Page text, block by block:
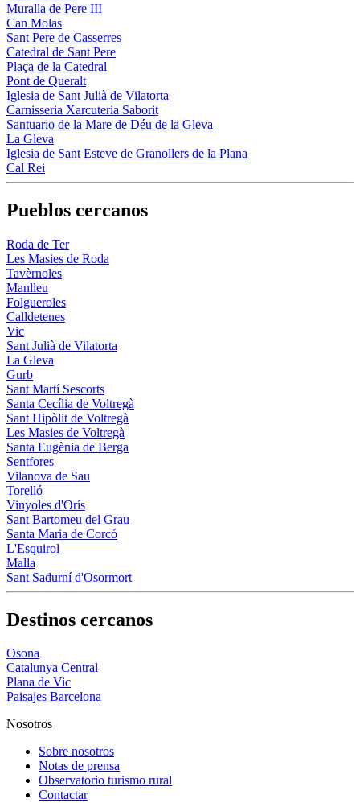
Muralla de Pere III
Can Molas
Sant Pere de Casserres
Catedral de Sant Pere
Plaça de la Catedral
Pont de Queralt
Iglesia de Sant Julià de Vilatorta
Carnisseria Xarcuteria Saborit
Santuario de la Mare de Déu de la Gleva
La Gleva
Iglesia de Sant Esteve de Granollers de la Plana
Cal Rei
Pueblos cercanos
Roda de Ter
Les Masies de Roda
Tavèrnoles
Manlleu
Folgueroles
Calldetenes
Vic
Sant Julià de Vilatorta
La Gleva
Gurb
Sant Martí Sescorts
Santa Cecília de Voltregà
Sant Hipòlit de Voltregà
Les Masies de Voltregà
Santa Eugènia de Berga
Sentfores
Vilanova de Sau
Torelló
Vinyoles d'Orís
Sant Bartomeu del Grau
Santa Maria de Corcó
L'Esquirol
Malla
Sant Sadurní d'Osormort
Destinos cercanos
Osona
Catalunya Central
Plana de Vic
Paisajes Barcelona
Nosotros
Sobre nosotros
Notas de prensa
Observatorio turismo rural
Contactar